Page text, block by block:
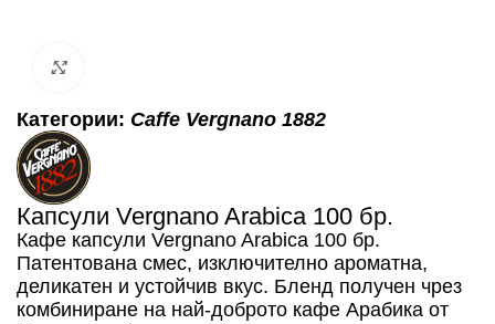
Категории: Caffe Vergnano 1882
Капсули Vergnano Arabica 100 бр.
Кафе капсули Vergnano Arabica 100 бр.
Патентована смес, изключително ароматна,
деликатен и устойчив вкус. Бленд получен чрез
комбиниране на най-доброто кафе Арабика от